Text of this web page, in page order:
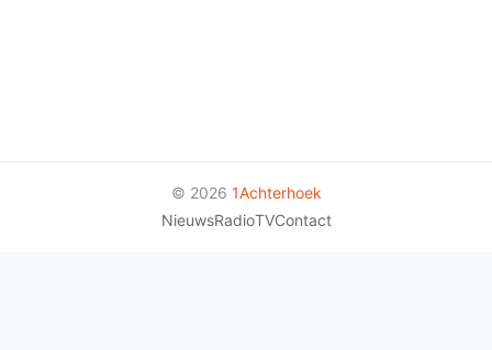
© 2026 1Achterhoek
NieuwsRadioTVContact